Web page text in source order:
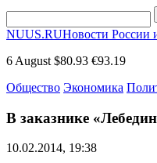
NUUS.RUНовости России
6 August $80.93 €93.19
Общество Экономика
В заказнике
10.02.2014, 19:38